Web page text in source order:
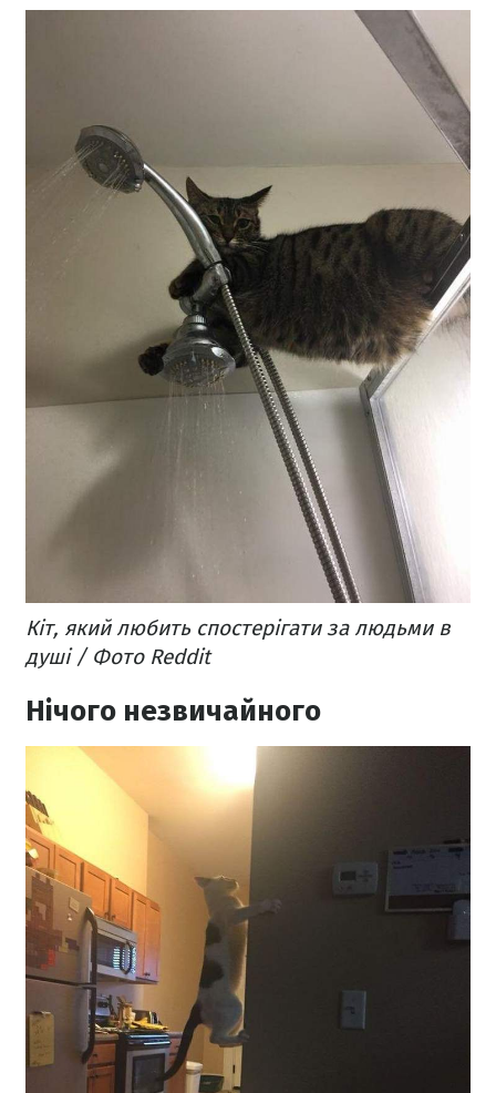
Кіт, який любить спостерігати за людьми в
душі / Фото Reddit
Нічого незвичайного